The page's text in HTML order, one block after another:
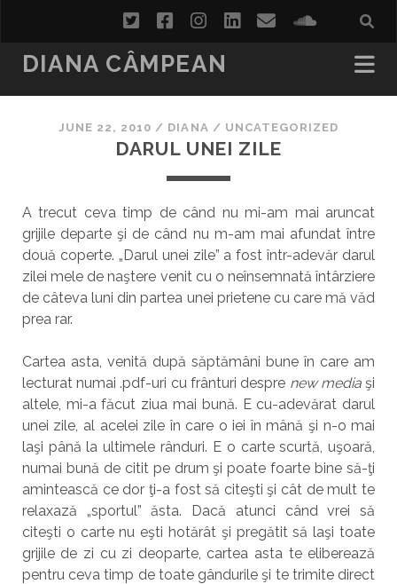
twitterfacebookinstagram
linkedin
email
DIANA CÂMPEAN
JUNE 22, 2010 / DIANA / UNCATEGORIZED
DARUL UNEI ZILE
A trecut ceva timp de când nu mi-am mai aruncat
grijile departe şi de când nu m-am mai afundat între
două coperte. „Darul unei zile” a fost într-adevăr darul
zilei mele de naştere venit cu o neînsemnată întârziere
de câteva luni din partea unei prietene cu care mă văd
prea rar.
Cartea asta, venită după săptămâni bune în care am
lecturat numai .pdf-uri cu frânturi despre new mediaşi
altele, mi-a făcut ziua mai bună. E cu-adevărat darul
unei zile, al acelei zile în care o iei în mână şi n-o mai
laşi până la ultimele rânduri. E o carte scurtă, uşoară,
numai bună de citit pe drum şi poate foarte bine să-ţi
amintească ce dor ţi-a fost să citeşti şi cât de mult te
relaxază „sportul” ăsta. Dacă atunci când vrei să
citeşti o carte nu eşti hotărât şi pregătit să laşi toate
grijile de zi cu zi deoparte, cartea asta te eliberează
pentru ceva timp de toate gândurile şi te trimite direct